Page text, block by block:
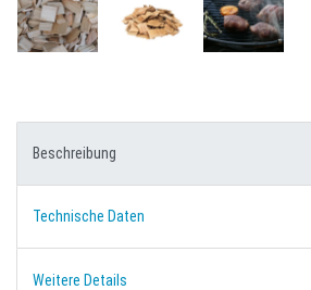
Beschreibung
Technische Daten
Weitere Details